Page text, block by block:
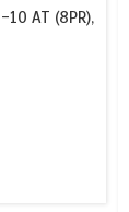
АТ (8PR),